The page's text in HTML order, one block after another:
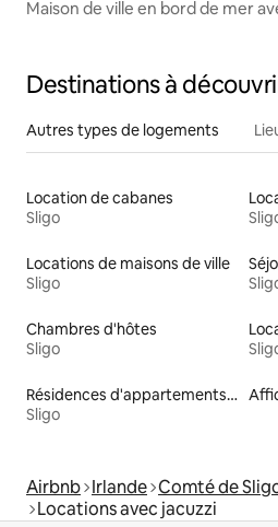
Maison de ville en bord de mer
Destinations à
Autres types de logements
Location de cabanes
Sligo
Locations de maisons de ville
Sligo
Chambres d'hôtes
Sligo
Résidences d'appartements en location
Sligo
Airbnb Irlande Comté de
Locations avec jacuzzi